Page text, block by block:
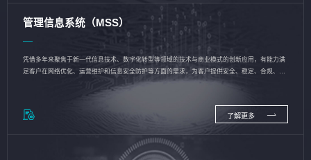
管理信息系统（MSS）
凭借多年来聚焦于新一代信息技术、数字化转型等领域的技术与商业模式的创新应用，有能力满
足客户在网络优化、运营维护和信息安全防护等方面的需求，为客户提供安全、稳定、合规、持
了解更多